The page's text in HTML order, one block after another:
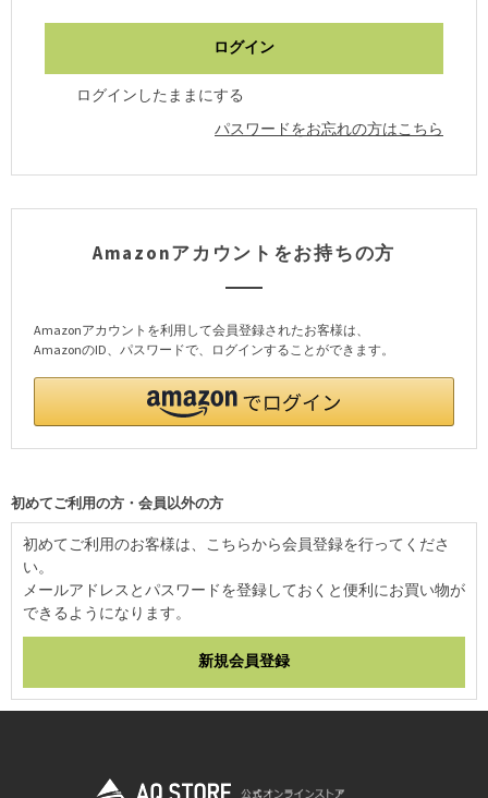
ログインしたままにする
パスワードをお忘れの方はこちら
Amazonアカウントをお持ちの方
Amazonアカウントを利用して会員登録されたお客様は、
AmazonのID、パスワードで、ログインすることができます。
初めてご利用の方・会員以外の方
初めてご利用のお客様は、こちらから会員登録を行ってくださ
い。
メールアドレスとパスワードを登録しておくと便利にお買い物が
できるようになります。